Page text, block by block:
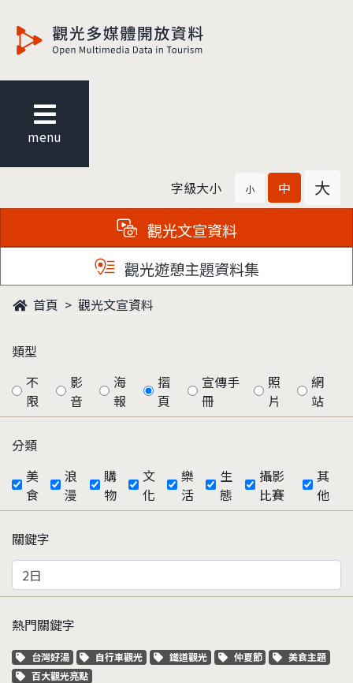
menu
字級大小 小 中 大
觀光文宣資料
觀光遊憩主題資料集
首頁 觀光文宣資料
類型
不
限
影
音
海
報
摺
頁
宣傳手
冊
照
片
網
站
分類
美
食
浪
漫
購
物
文
化
樂
活
生
態
攝影
比賽
其
他
關鍵字
熱門關鍵字
關鍵字標籤
台灣好湯 關鍵字標籤
自行車觀光 關鍵字標籤
鐵道觀光 關鍵字標籤
仲夏節 關鍵字標籤
美食主題
關鍵字標籤
百大觀光亮點